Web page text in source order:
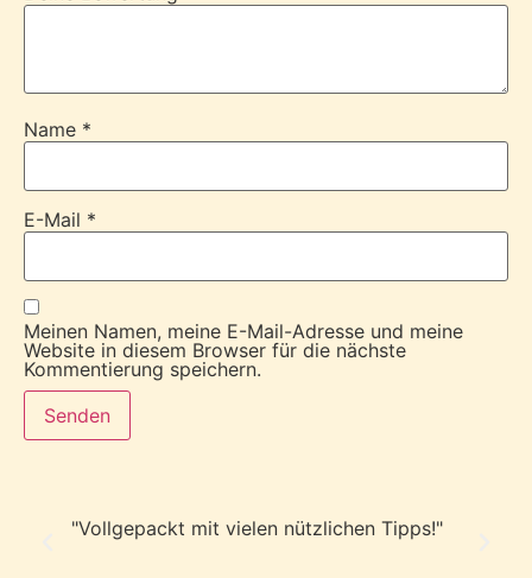
Name *
E-Mail *
Meinen Namen, meine E-Mail-Adresse und meine
Website in diesem Browser für die nächste
Kommentierung speichern.
"Vollgepackt mit vielen nützlichen Tipps!"